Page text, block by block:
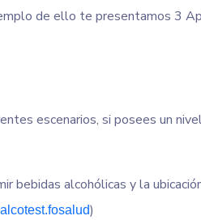
de ello te presentamos 3
escenarios, si posees un
bebidas alcohólicas y la
)